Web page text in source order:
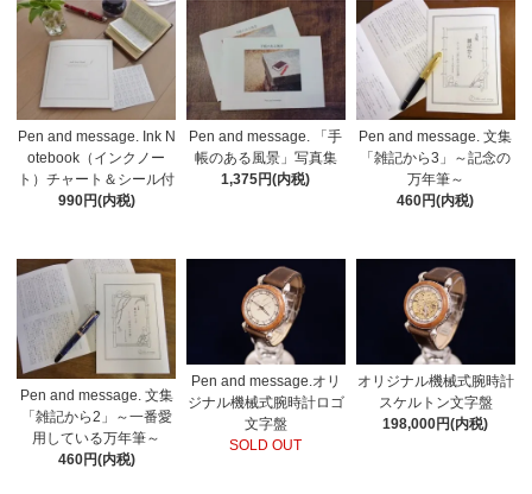
Pen and message. Ink N
otebook（インクノー
ト）チャート＆シール付
990円(内税)
Pen and message. 「手
帳のある風景」写真集
1,375円(内税)
Pen and message. 文集
「雑記から3」～記念の
万年筆～
460円(内税)
Pen and message. 文集
「雑記から2」～一番愛
用している万年筆～
460円(内税)
Pen and message.オリ
ジナル機械式腕時計ロゴ
文字盤
SOLD OUT
オリジナル機械式腕時計
スケルトン文字盤
198,000円(内税)